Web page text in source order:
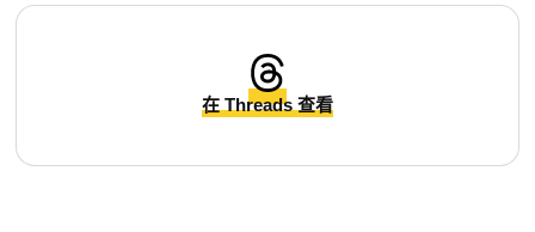
在 Threads 查看